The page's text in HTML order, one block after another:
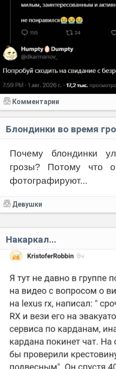
Комментарии
Блондинки во время
Почему блондинки
грозы? Потому что
фотографируют...
Девушки
Накаркал...